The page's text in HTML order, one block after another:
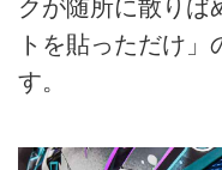
クが随所に散りば
トを貼っただけ」
す。